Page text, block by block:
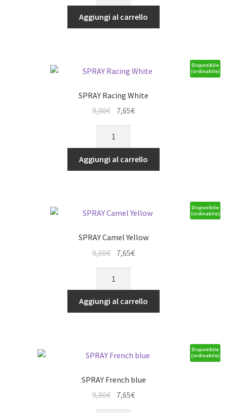
era:
9,00€.
è:
7,65€.
Brown
quantità
Aggiungi al carrello
Disponibile
(ordinabile)
SPRAY Racing White
9,00€
prezzo
originale
era:
9,00€.
7,65€Il
è:
7,65€.
White
quantità
Aggiungi al carrello
Disponibile
(ordinabile)
SPRAY Camel Yellow
9,00€
originale
era:
9,00€.
7,65€Il
è:
7,65€.
Yellow
quantità
Aggiungi al carrello
Disponibile
(ordinabile)
SPRAY French blue
9,00€
prezzo
7,65€Il